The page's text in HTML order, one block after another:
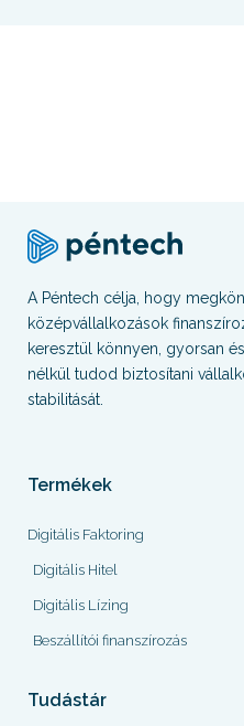
A Péntech célja, hogy
középvállalkozások
keresztül könnyen, gyorsan
nélkül tudod biztosítani
stabilitását.
Termékek
Digitális Faktoring
Digitális Hitel
Digitális Lízing
Beszállítói finanszírozás
Tudástár